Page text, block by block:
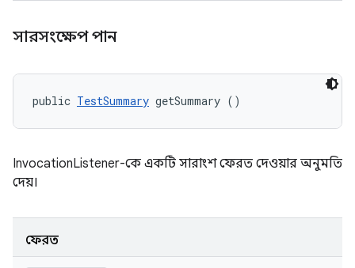
সারসংক্ষেপ পান
public TestSummary getSummary ()
InvocationListener-কে একটি সারাংশ ফেরত দেওয়ার অনুমতি
দেয়।
ফেরত